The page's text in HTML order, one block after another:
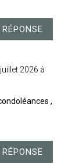
RÉPONSE
2026 à
,
RÉPONSE